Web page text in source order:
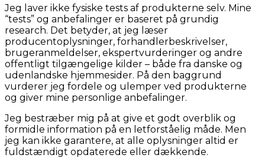
Jeg laver ikke fysiske tests af produkterne selv. Mine
“tests” og anbefalinger er baseret på grundig
research. Det betyder, at jeg læser
producentoplysninger, forhandlerbeskrivelser,
brugeranmeldelser, ekspertvurderinger og andre
offentligt tilgængelige kilder – både fra danske og
udenlandske hjemmesider. På den baggrund
vurderer jeg fordele og ulemper ved produkterne
og giver mine personlige anbefalinger.
Jeg bestræber mig på at give et godt overblik og
formidle information på en letforståelig måde. Men
jeg kan ikke garantere, at alle oplysninger altid er
fuldstændigt opdaterede eller dækkende.